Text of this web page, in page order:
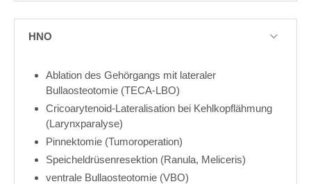
HNO
Ablation des Gehörgangs mit lateraler
Bullaosteotomie (TECA-LBO)
Cricoarytenoid-Lateralisation bei Kehlkopflähmung
(Larynxparalyse)
Pinnektomie (Tumoroperation)
Speicheldrüsenresektion (Ranula, Meliceris)
ventrale Bullaosteotomie (VBO)